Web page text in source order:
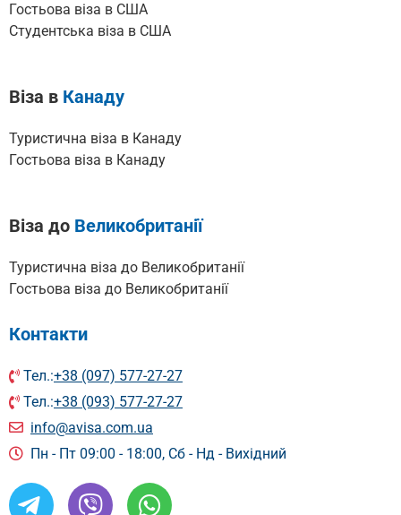
Гостьова віза в США
Cтудентська віза в США
Віза в Канаду
Туристична віза в Канаду
Гостьова віза в Канаду
Віза до Великобританії
Туристична віза до Великобританії
Гостьова віза до Великобританії
Контакти
Тел.:+38 (097) 577-27-27
Тел.:+38 (093) 577-27-27
info@avisa.com.ua
Пн - Пт 09:00 - 18:00, Сб - Нд - Вихідний